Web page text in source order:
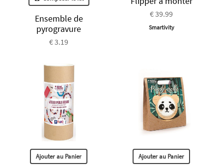
Ensemble de
pyrogravure
€ 3.19
€ 39.99
Smartivity
Ajouter au Panier Ajouter au Panier